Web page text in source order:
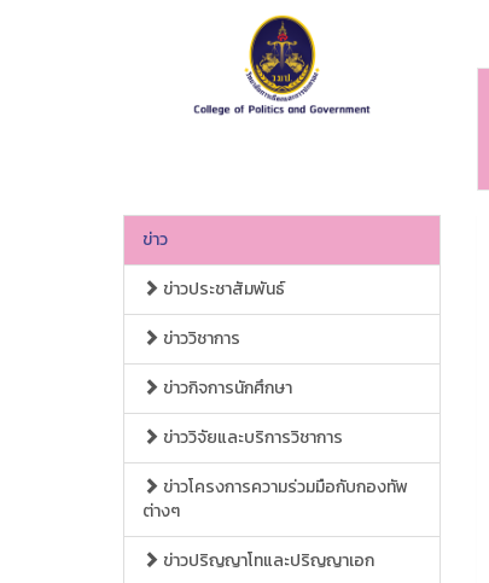
ข่าว
ข่าวประชาสัมพันธ์
ข่าววิชาการ
ข่าวกิจการนักศึกษา
ข่าววิจัยและบริการวิชาการ
ข่าวโครงการความร่วมมือกับกองทัพ
ต่างๆ
ข่าวปริญญาโทและปริญญาเอก